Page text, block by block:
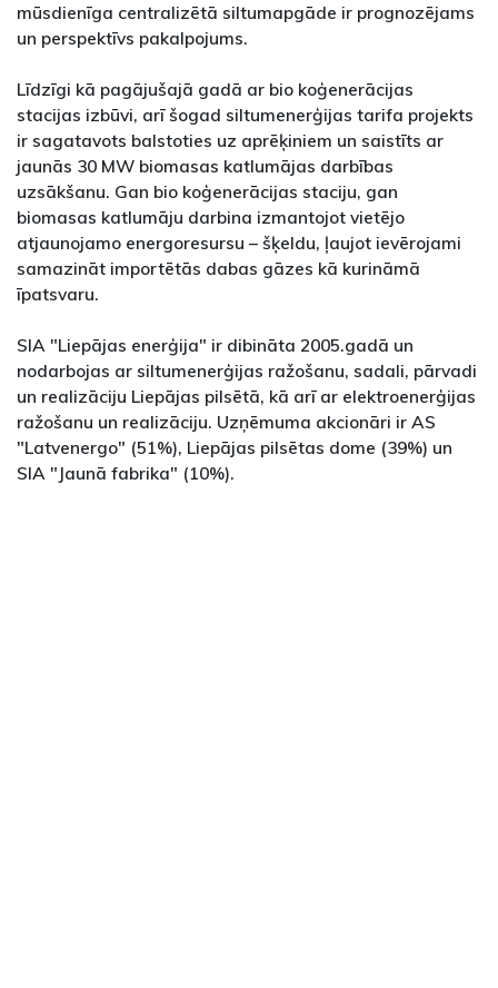
mūsdienīga centralizētā siltumapgāde ir prognozējams
un perspektīvs pakalpojums.
Līdzīgi kā pagājušajā gadā ar bio koģenerācijas
stacijas izbūvi, arī šogad siltumenerģijas tarifa projekts
ir sagatavots balstoties uz aprēķiniem un saistīts ar
jaunās 30 MW biomasas katlumājas darbības
uzsākšanu. Gan bio koģenerācijas staciju, gan
biomasas katlumāju darbina izmantojot vietējo
atjaunojamo energoresursu – šķeldu, ļaujot ievērojami
samazināt importētās dabas gāzes kā kurināmā
īpatsvaru.
SIA "Liepājas enerģija" ir dibināta 2005.gadā un
nodarbojas ar siltumenerģijas ražošanu, sadali, pārvadi
un realizāciju Liepājas pilsētā, kā arī ar elektroenerģijas
ražošanu un realizāciju. Uzņēmuma akcionāri ir AS
"Latvenergo" (51%), Liepājas pilsētas dome (39%) un
SIA "Jaunā fabrika" (10%).